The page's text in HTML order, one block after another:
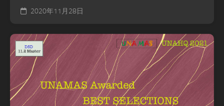
2020年11月28日